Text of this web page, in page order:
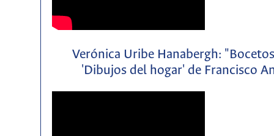
Verónica Uribe Hanabergh:
'Dibujos del hogar' de Francisco